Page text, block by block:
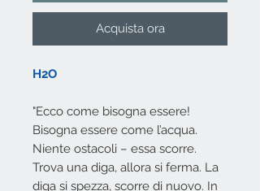
Acquista ora
H2O
"Ecco come bisogna essere!
Bisogna essere come l’acqua.
Niente ostacoli – essa scorre.
Trova una diga, allora si ferma. La
diga si spezza, scorre di nuovo. In